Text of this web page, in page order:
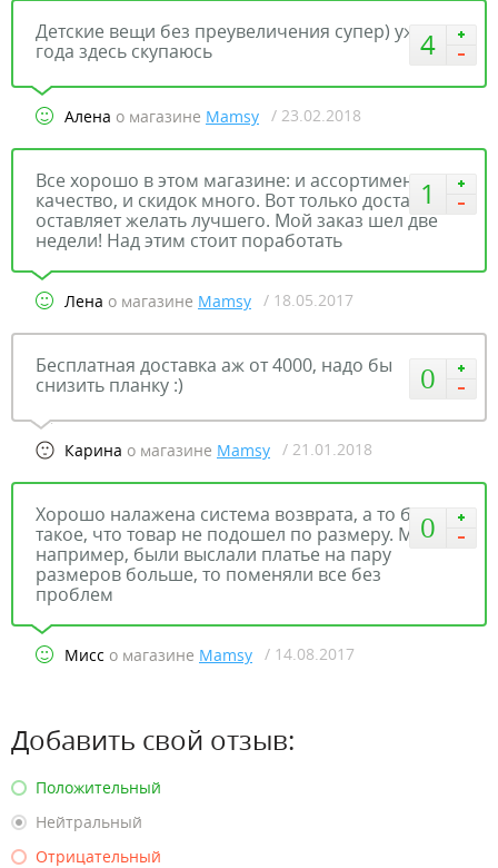
4
Детские вещи без преувеличения супер) уже два
года здесь скупаюсь
Алена о магазине Mamsy / 23.02.2018
1
Все хорошо в этом магазине: и ассортимент, и
качество, и скидок много. Вот только доставка
оставляет желать лучшего. Мой заказ шел две
недели! Над этим стоит поработать
Лена о магазине Mamsy / 18.05.2017
0
Бесплатная доставка аж от 4000, надо бы
снизить планку :)
Карина о магазине Mamsy / 21.01.2018
0
Хорошо налажена система возврата, а то бывает
такое, что товар не подошел по размеру. Мне,
например, были выслали платье на пару
размеров больше, то поменяли все без
проблем
Мисс о магазине Mamsy / 14.08.2017
Добавить свой отзыв:
Положительный
Нейтральный
Отрицательный